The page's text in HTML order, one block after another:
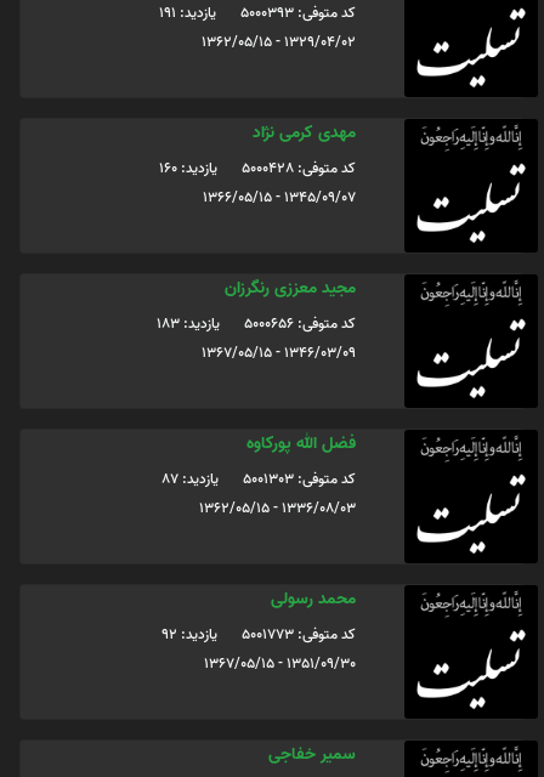
کد متوفی: 5000393
یازدید: 191
1329/04/02 - 1362/05/15
مهدی کرمی نژاد
کد متوفی: 5000428
یازدید: 160
1345/09/07 - 1366/05/15
مجید معززی رنگرزان
کد متوفی: 5000656
یازدید: 183
1346/03/09 - 1367/05/15
فضل الله پورکاوه
کد متوفی: 5001303
یازدید: 87
1336/08/03 - 1362/05/15
محمد رسولی
کد متوفی: 5001773
یازدید: 92
1351/09/30 - 1367/05/15
سمیر خفاجی